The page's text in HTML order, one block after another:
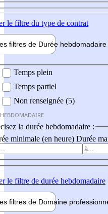
le filtre du type de contrat
filtres de Durée hebdomadaire
Temps plein
Temps partiel
Non renseignée (5)
la durée hebdomadaire :
minimale (en heure) Durée
le filtre de durée hebdomadaire
filtres de Domaine pro